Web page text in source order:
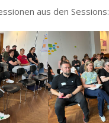
aus den Sessions: